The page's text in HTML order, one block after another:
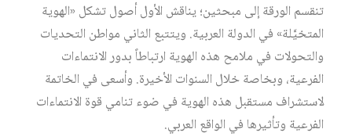
تنقسم الورقة إلى مبحثين؛ يناقش الأول أصول تشكل «الهوية
المتخيَّلة» في الدولة العربية. ويتتبع الثاني مواطن التحديات
والتحولات في ملامح هذه الهوية ارتباطاً بدور الانتماءات
الفرعية، وبخاصة خلال السنوات الأخيرة. وأسعى في الخاتمة
لاستشراف مستقبل هذه الهوية في ضوء تنامي قوة الانتماءات
الفرعية وتأثيرها في الواقع العربي.